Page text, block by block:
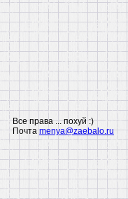
Все права ... похуй :)
Почтаmenya@zaebalo.ru